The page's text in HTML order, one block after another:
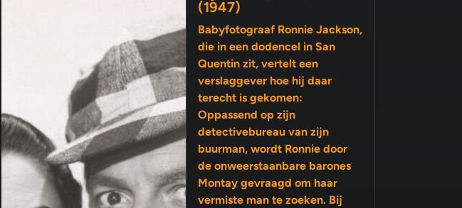
(1947)
Babyfotograaf Ronnie Jackson,
die in een dodencel in San
Quentin zit, vertelt een
verslaggever hoe hij daar
terecht is gekomen:
Oppassend op zijn
detectivebureau van zijn
buurman, wordt Ronnie door
de onweerstaanbare barones
Montay gevraagd om haar
vermiste man te zoeken. Bij